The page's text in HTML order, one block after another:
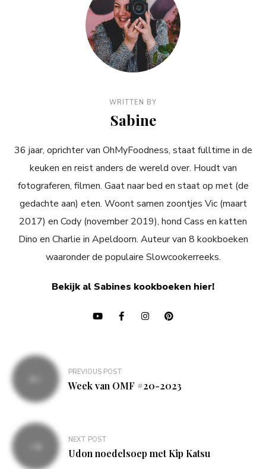
WRITTEN BY
Sabine
36 jaar, oprichter van OhMyFoodness, staat fulltime in de
keuken en reist anders de wereld over. Houdt van
fotograferen, filmen. Gaat naar bed en staat op met (de
gedachte aan) eten. Woont samen zoontjes Vic (maart
2017) en Cody (november 2019), hond Cass en katten
Dino en Charlie in Apeldoorn. Auteur van 8 kookboeken
waaronder de populaire Slowcookerreeks.
Bekijk al Sabines kookboeken hier!
Bericht
navigatie
PREVIOUS POST
Week van OMF #20-2023
NEXT POST
Udon noedelsoep met Kip Katsu